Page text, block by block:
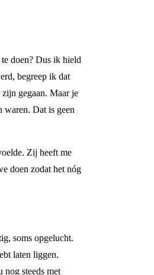
doen? Dus ik hield
begreep ik dat
gegaan. Maar je
waren. Dat is geen
Zij heeft me
doen zodat het nóg
soms opgelucht.
laten liggen.
nog steeds met